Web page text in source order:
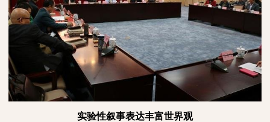
实验性叙事表达丰富世界观